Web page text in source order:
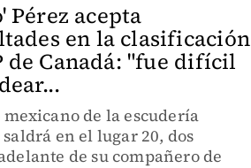
Pérez acepta
en la clasificación
de Canadá: "fue difícil
de la escudería
en el lugar 20, dos
de su compañero de